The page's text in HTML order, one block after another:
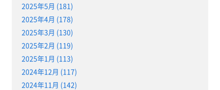
2025年5月 (181)
2025年4月 (178)
2025年3月 (130)
2025年2月 (119)
2025年1月 (113)
2024年12月 (117)
2024年11月 (142)